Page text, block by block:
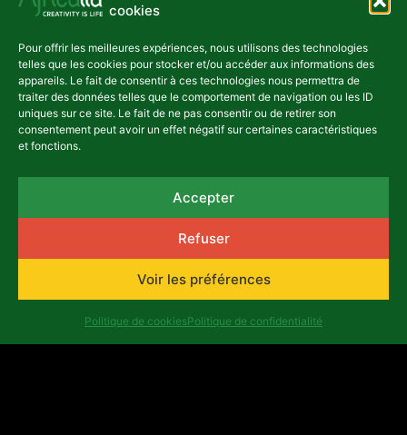
cookies
Pour offrir les meilleures expériences, nous utilisons des technologies
telles que les cookies pour stocker et/ou accéder aux informations des
appareils. Le fait de consentir à ces technologies nous permettra de
traiter des données telles que le comportement de navigation ou les ID
uniques sur ce site. Le fait de ne pas consentir ou de retirer son
consentement peut avoir un effet négatif sur certaines caractéristiques
et fonctions.
Accepter
Refuser
Voir les préférences
Politique de cookiesPolitique de confidentialité
asbl Africalia vzw
1000 Bruxelles